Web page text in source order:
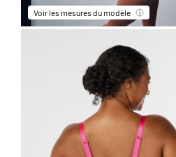
Voir les mesures du modèle